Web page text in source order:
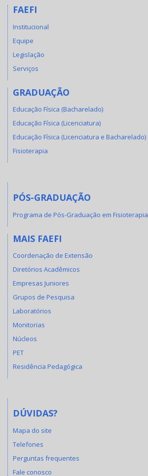
FAEFI
Institucional
Equipe
Legislação
Serviços
GRADUAÇÃO
Educação Física (Bacharelado)
Educação Física (Licenciatura)
Educação Física (Licenciatura e Bacharelado)
Fisioterapia
PÓS-GRADUAÇÃO
Programa de Pós-Graduação em Fisioterapia
MAIS FAEFI
Coordenação de Extensão
Diretórios Acadêmicos
Empresas Juniores
Grupos de Pesquisa
Laboratórios
Monitorias
Núcleos
PET
Residência Pedagógica
DÚVIDAS?
Mapa do site
Telefones
Perguntas frequentes
Fale conosco